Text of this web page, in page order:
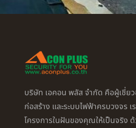
บริษัท เอคอน พลัส จำกัด คือผู้เชี่ย
ก่อสร้าง และระบบไฟฟ้าครบวงจร
โครงการในฝันของคุณให้เป็นจริง